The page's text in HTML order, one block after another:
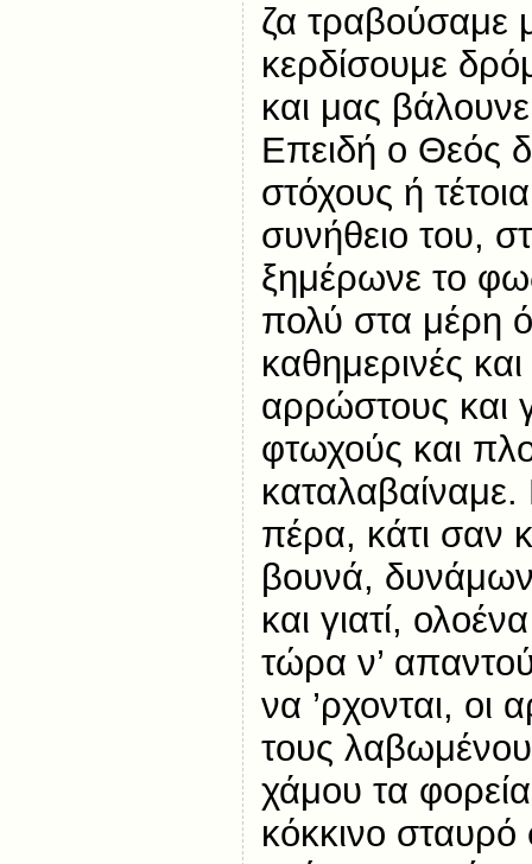
ζα τραβούσαμε
κερδίσουμε
και μας
Επειδή ο Θεός
στόχους ή
συνήθειο του,
ξημέρωνε το
πολύ στα μέρη
καθημερινές
αρρώστους και
φτωχούς και
καταλαβαίναμε.
πέρα, κάτι σαν
βουνά,
και γιατί,
τώρα ν’
να ’ρχονται, οι
τους
χάμου τα
κόκκινο σταυρό